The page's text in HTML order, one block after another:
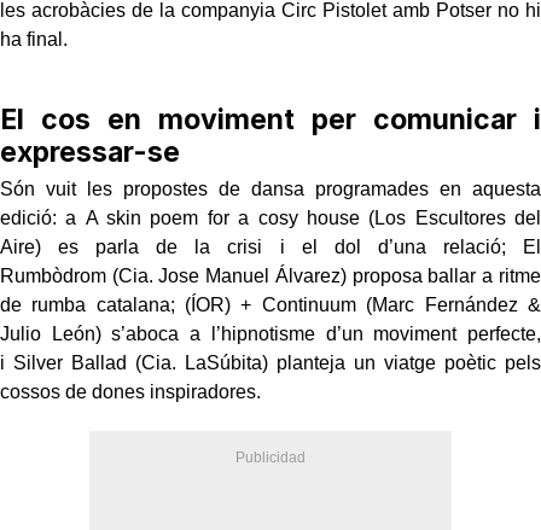
les acrobàcies de la companyia Circ Pistolet amb Potser no hi
ha final.
El cos en moviment per comunicar i
expressar-se
Són vuit les propostes de dansa programades en aquesta
edició: a A skin poem for a cosy house (Los Escultores del
Aire) es parla de la crisi i el dol d’una relació; El
Rumbòdrom (Cia. Jose Manuel Álvarez) proposa ballar a ritme
de rumba catalana; (ÍOR) + Continuum (Marc Fernández &
Julio León) s’aboca a l’hipnotisme d’un moviment perfecte,
i Silver Ballad (Cia. LaSúbita) planteja un viatge poètic pels
cossos de dones inspiradores.